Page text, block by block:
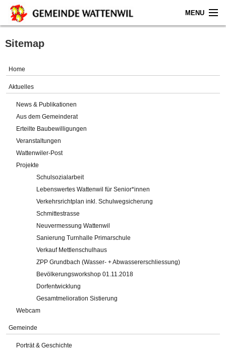
MENU
Home
Gemeinde
Verwaltung
Online-Service
Impressum
Sitemap
Home
Aktuelles
News & Publikationen
Aus dem Gemeinderat
Erteilte Baubewilligungen
Veranstaltungen
Wattenwiler-Post
Projekte
Schulsozialarbeit
Lebenswertes Wattenwil für Senior*innen
Verkehrsrichtplan inkl. Schulwegsicherung
Schmittestrasse
Neuvermessung Wattenwil
Sanierung Turnhalle Primarschule
Verkauf Mettlenschulhaus
ZPP Grundbach (Wasser- + Abwassererschliessung)
Bevölkerungsworkshop 01.11.2018
Dorfentwicklung
Gesamtmelioration Sistierung
Webcam
Gemeinde
Porträt & Geschichte